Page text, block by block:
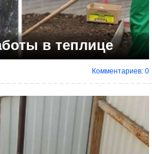
в теплице
Комментариев: 0